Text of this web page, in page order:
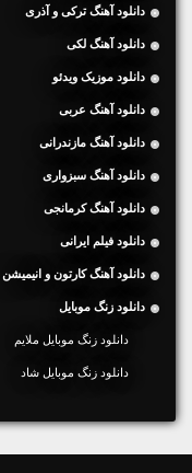
دانلود آهنگ ترکی و آذری
دانلود آهنگ لکی
دانلود موزیک ویدئو
دانلود آهنگ عربی
دانلود آهنگ مازندرانی
دانلود آهنگ سبزواری
دانلود آهنگ کرمانجی
دانلود فیلم ایرانی
دانلود آهنگ کارتون و انیمیشن
دانلود زنگ موبایل
دانلود زنگ موبایل ملایم
دانلود زنگ موبایل شاد